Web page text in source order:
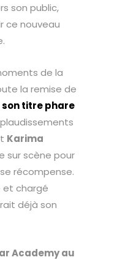
son public,
ce nouveau
de la
la remise de
son titre phare
Karima
sur scène pour
récompense.
et chargé
déjà son
Academy au